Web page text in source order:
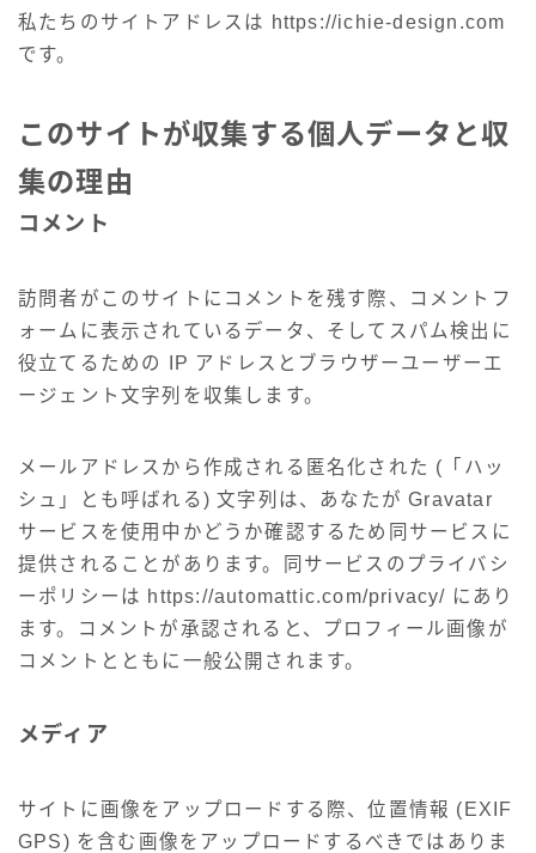
SNSマーケティング検定、WEBクリエイター能力認定
試験スタンダード合格。 デザインだけでなく、事業者
様の情報発信や集客導線を意識した制作を大切にしてい
プロフィールを読む
X
Contact
私たちのサイトアドレスは https://ichie-design.com
です。
このサイトが収集する個人データと収
集の理由
コメント
訪問者がこのサイトにコメントを残す際、コメントフ
ォームに表示されているデータ、そしてスパム検出に
役立てるための IP アドレスとブラウザーユーザーエ
ージェント文字列を収集します。
メールアドレスから作成される匿名化された (「ハッ
シュ」とも呼ばれる) 文字列は、あなたが Gravatar
サービスを使用中かどうか確認するため同サービスに
提供されることがあります。同サービスのプライバシ
ーポリシーは https://automattic.com/privacy/ にあり
ます。コメントが承認されると、プロフィール画像が
コメントとともに一般公開されます。
メディア
サイトに画像をアップロードする際、位置情報 (EXIF
GPS) を含む画像をアップロードするべきではありま